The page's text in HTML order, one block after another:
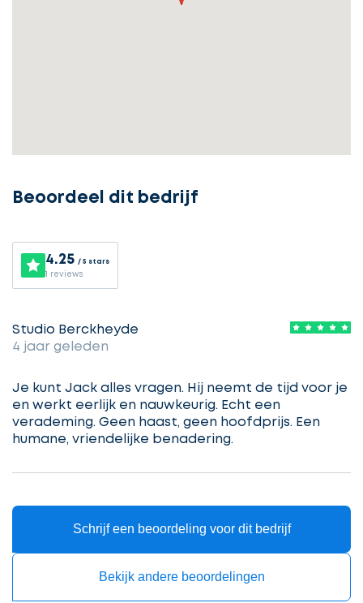
Beoordeel dit bedrijf
4.25 / 5 stars
1 reviews
Studio Berckheyde
4 jaar geleden
Je kunt Jack alles vragen. Hij neemt de tijd voor je
en werkt eerlijk en nauwkeurig. Echt een
verademing. Geen haast, geen hoofdprijs. Een
humane, vriendelijke benadering.
Schrijf een beoordeling voor dit bedrijf
Bekijk andere beoordelingen
Selecteer
service
opdracht
Accountant
Ontvang
gratis
3
offertes
accountant